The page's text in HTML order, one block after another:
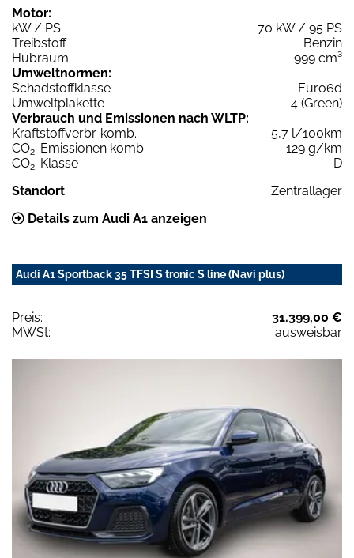
Motor:
kW / PS
70 kW / 95 PS
Treibstoff
Benzin
Hubraum
999 cm³
Umweltnormen:
Schadstoffklasse
Euro6d
Umweltplakette
4 (Green)
Verbrauch und Emissionen nach WLTP:
Kraftstoffverbr. komb.
5,7 l/100km
CO2-Emissionen komb.
129 g/km
CO2-Klasse
D
Standort
Zentrallager
Details zum Audi A1 anzeigen
Audi A1 Sportback 35 TFSI S tronic S line (Navi plus)
Preis:
31.399,00 €
MWSt:
ausweisbar